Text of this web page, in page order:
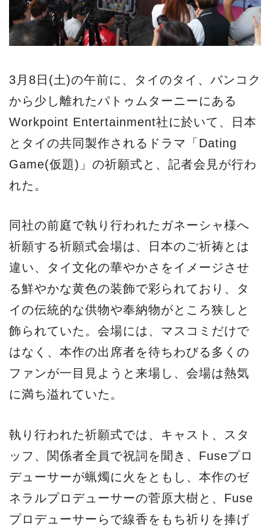
3月8日(土)の午前に、タイのタイ、バンコク
から少し離れたパトゥムターニーにある
Workpoint Entertainment社に於いて、日本
とタイの共同製作されるドラマ「Dating
Game(仮題)」の祈願式と、記者会見が行わ
れた。
同社の前庭で執り行われたガネーシャ様へ
祈願する祈願式会場は、日本のご祈祷とは
違い、タイ文化の華やかさをイメージさせ
る鮮やかな黄色の装飾で彩られており、タ
イの伝統的な供物や奉納物がところ狭しと
飾られていた。会場には、マスコミだけで
はなく、本作の出席者を待ちわびる多くの
ファンが一目見ようと来場し、会場は熱気
に満ち溢れていた。
執り行われた祈願式では、キャスト、スタ
ッフ、関係者全員で祝詞を聞き、Fuseプロ
デューサーが蝋燭に火をともし、本作のゼ
ネラルプロデューサーの菅原大樹と、Fuse
プロデューサーらで線香をもち祈りを捧げ